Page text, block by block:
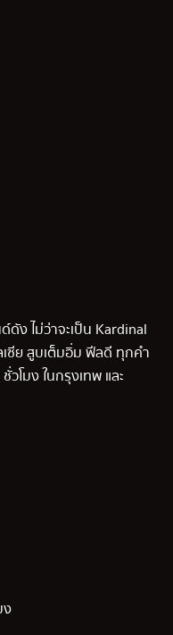
ดัง ไม่ว่าจะเป็น Kardinal
เซีย สูบเต็มอิ่ม ฟีลดี ทุกคำ
วโมง ในกรุงเทพ และ